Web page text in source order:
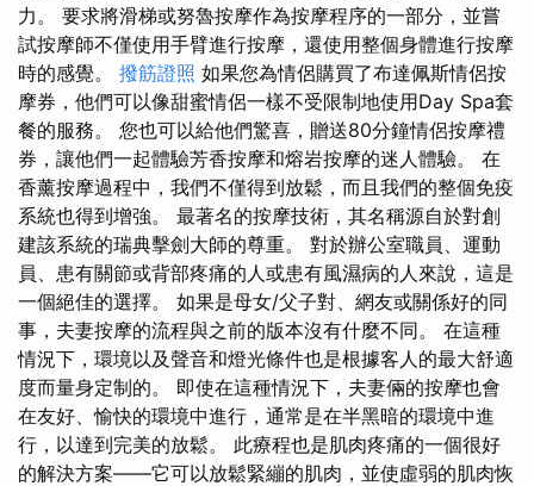
力。 要求將滑梯或努魯按摩作為按摩程序的一部分，並嘗
試按摩師不僅使用手臂進行按摩，還使用整個身體進行按摩
時的感覺。 撥筋證照 如果您為情侶購買了布達佩斯情侶按
摩券，他們可以像甜蜜情侶一樣不受限制地使用Day Spa套
餐的服務。 您也可以給他們驚喜，贈送80分鐘情侶按摩禮
券，讓他們一起體驗芳香按摩和熔岩按摩的迷人體驗。 在
香薰按摩過程中，我們不僅得到放鬆，而且我們的整個免疫
系統也得到增強。 最著名的按摩技術，其名稱源自於對創
建該系統的瑞典擊劍大師的尊重。 對於辦公室職員、運動
員、患有關節或背部疼痛的人或患有風濕病的人來說，這是
一個絕佳的選擇。 如果是母女/父子對、網友或關係好的同
事，夫妻按摩的流程與之前的版本沒有什麼不同。 在這種
情況下，環境以及聲音和燈光條件也是根據客人的最大舒適
度而量身定制的。 即使在這種情況下，夫妻倆的按摩也會
在友好、愉快的環境中進行，通常是在半黑暗的環境中進
行，以達到完美的放鬆。 此療程也是肌肉疼痛的一個很好
的解決方案——它可以放鬆緊繃的肌肉，並使虛弱的肌肉恢